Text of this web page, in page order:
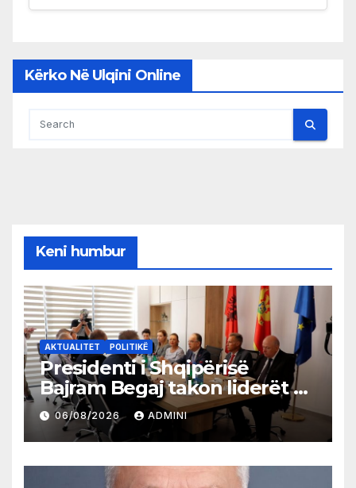
Kërko Në Ulqini Online
Keni humbur
AKTUALITET POLITIKË
Presidenti i Shqipërisë
Bajram Begaj takon liderët e
partive shqiptare në Ulqin
06/08/2026 ADMINI